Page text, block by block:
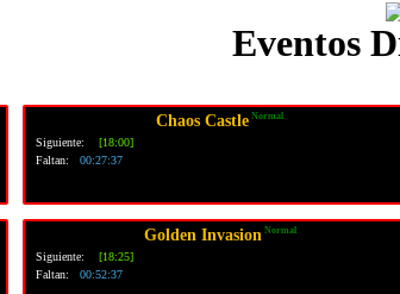
Eventos
Chaos Castle Normal
Siguiente:
[18:00]
Faltan: 00:27:36
Golden Invasion Normal
Siguiente:
[18:25]
Faltan: 00:52:36